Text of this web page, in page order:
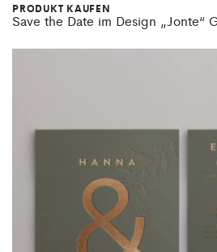
PRODUKT KAUFEN
Save the Date im Design „Jonte“